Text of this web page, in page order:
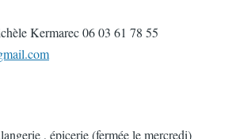
Kermarec 06 03 61 78 55
, épicerie (fermée le mercredi)